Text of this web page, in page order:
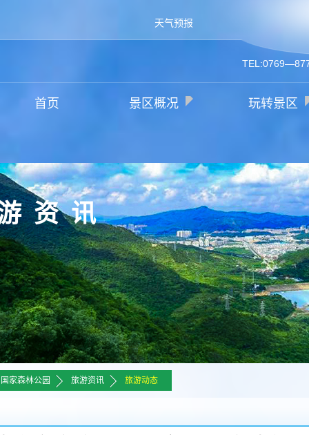
天气预报
首页 景区概况 玩转景区
资讯
家森林公园 >> 旅游资讯 >> 旅游动态